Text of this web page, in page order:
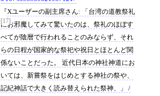
[17]
Xユーザーの副主席さん: 「台湾の道教祭礼
にお邪魔してみて驚いたのは、祭礼のほぼす
べてが陰暦で行われることのみならず、それ
らの日程が国家的な祭祀や祝日とほとんど関
係ないことだった。 近代日本の神社神道にお
いては、新嘗祭をはじめとする神社の祭や、
記紀神話で大きく読み替えられた祭神、」 /